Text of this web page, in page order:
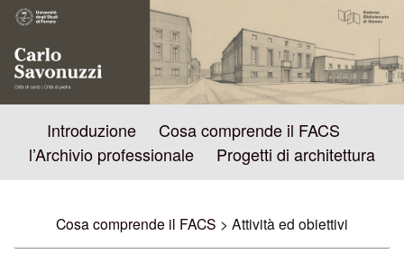
Introduzione
Cosa comprende il FACS
l’Archivio professionale
Progetti di architettura
Cosa comprende il FACS > Attività ed obiettivi